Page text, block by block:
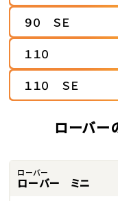
９０ ＳＥ
１１０
１１０ ＳＥ
ローバー
ローバー
ローバー ミニ